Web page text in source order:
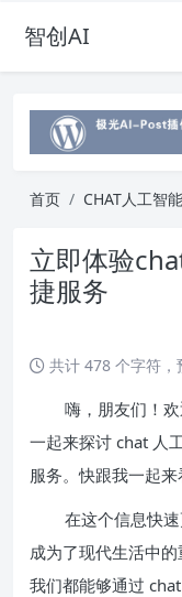
智创AI
首页 CHAT人工智
立即体验
捷服务
共计 478 个字符，
嗨，朋友们！
一起来探讨 chat 人
服务。快跟我一起来
在这个信息快
成为了现代生活中
我们都能够通过